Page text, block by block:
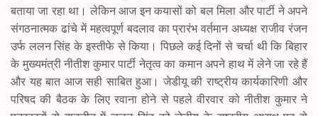
बताया जा रहा था। लेकिन आज इन कयासों को बल मिला और पार्टी ने अपने
संगठनात्मक ढांचे में महत्वपूर्ण बदलाव का प्रारंभ वर्तमान अध्यक्ष राजीव रंजन
उर्फ ललन सिंह के इस्तीफे से किया। पिछले कई दिनों से चर्चा थी कि बिहार
के मुख्यमंत्री नीतीश कुमार पार्टी नेतृत्व का कमान अपने हाथ में लेने जा रहे हैं
और यह बात आज सही साबित हुआ। जेडीयू की राष्ट्रीय कार्यकारिणी और
परिषद की बैठक के लिए रवाना होने से पहले वीरवार को नीतीश कुमार ने